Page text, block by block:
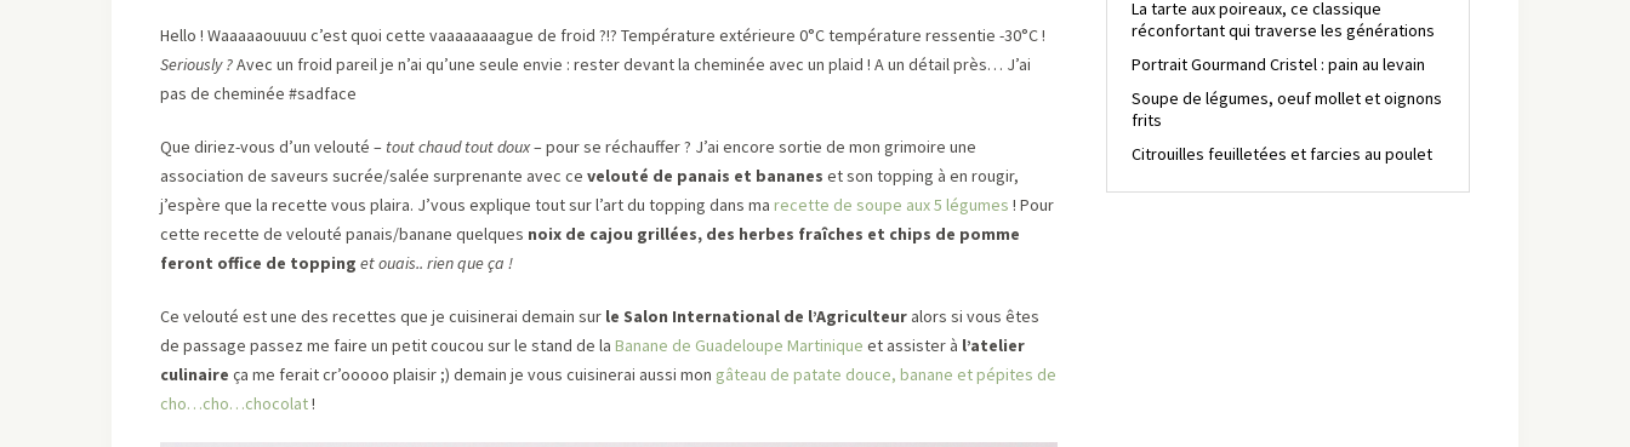
Hello ! Waaaaaouuuu c’est quoi cette vaaaaaaaague de froid ?!? Température extérieure 0°C température ressentie -30°C !
Seriously ?Avec un froid pareil je n’ai qu’une seule envie : rester devant la cheminée avec un plaid ! A un détail près… J’ai
pas de cheminée #sadface
Que diriez-vous d’un velouté – tout chaud tout doux– pour se réchauffer ? J’ai encore sortie de mon grimoire une
association de saveurs sucrée/salée surprenante avec ce velouté de panais et bananes et son topping à en rougir,
j’espère que la recette vous plaira. J’vous explique tout sur l’art du topping dans ma recette de soupe aux 5 légumes ! Pour
cette recette de velouté panais/banane quelques noix de cajou grillées, des herbes fraîches et chips de pomme
feront office de topping et ouais.. rien que ça !
Ce velouté est une des recettes que je cuisinerai demain sur le Salon International de l’Agriculteur alors si vous êtes
de passage passez me faire un petit coucou sur le stand de la Banane de Guadeloupe Martinique et assister à l’atelier
culinaire ça me ferait cr’ooooo plaisir ;) demain je vous cuisinerai aussi mon gâteau de patate douce, banane et pépites de
cho…cho…chocolat!
La tarte aux poireaux, ce classique
réconfortant qui traverse les générations
Portrait Gourmand Cristel : pain au levain
Soupe de légumes, oeuf mollet et oignons
frits
Citrouilles feuilletées et farcies au poulet